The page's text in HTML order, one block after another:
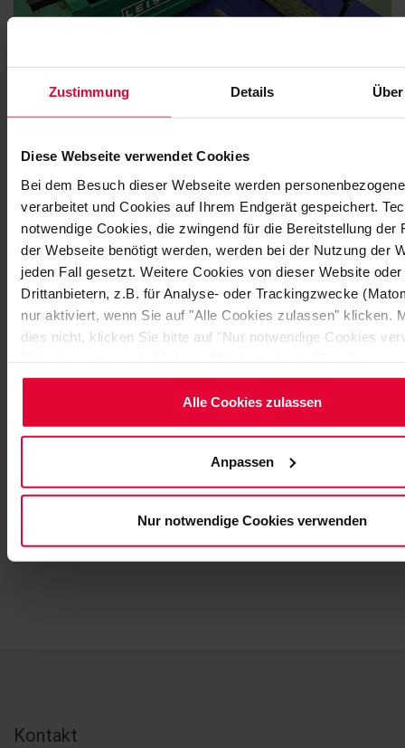
Zustimmung Details
Diese Webseite verwendet Cookies
Bei dem Besuch dieser Webseite werden
verarbeitet und Cookies auf Ihrem Endgerät gespeichert.
notwendige Cookies, die zwingend für die Bereitstellung der
der Webseite benötigt werden, werden bei der Nutzung der
jeden Fall gesetzt. Weitere Cookies von dieser Website oder
Drittanbietern, z.B. für Analyse- oder Trackingzwecke
nur aktiviert, wenn Sie auf "Alle Cookies zulassen" klicken.
dies nicht, klicken Sie bitte auf "Nur notwendige Cookies
ändern oder zu widerrufen) erfahren Sie in unseremCookie-
(Link im Fuß der Website) bzw. der
Alle Cookies zulassen
Anpassen
Nur notwendige Cookies verwenden
Kontakt